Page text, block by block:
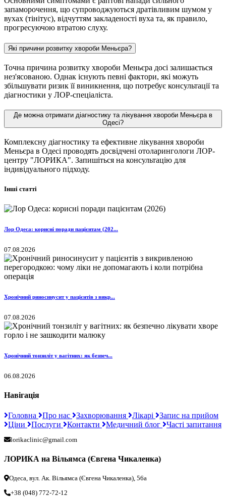
запаморочення, що супроводжуються дратівливим шумом у
вухах (тінітус), відчуттям закладеності вуха та, як правило,
прогресуючою втратою слуху.
Які причини розвитку хвороби Меньєра?
Точна причина розвитку хвороби Меньєра досі залишається
нез'ясованою. Однак існують певні фактори, які можуть
збільшувати ризик її виникнення, що потребує консультації та
діагностики у ЛОР-спеціаліста.
Де можна отримати діагностику та лікування хвороби Меньєра в
Одесі?
Комплексну діагностику та ефективне лікування хвороби
Меньєра в Одесі проводять досвідчені отоларингологи ЛОР-
центру "ЛОРИКА". Запишіться на консультацію для
індивідуального підходу.
Інші статті
Лор Одеса: корисні поради пацієнтам (202...
07.08.2026
Хронічний риносинусит у пацієнтів з викр...
07.08.2026
Хронічний тонзиліт у вагітних: як безпеч...
06.08.2026
Навігація
Головна Про нас Захворювання Лікарі
Запис на прийом
Ціни
Послуги Контакти Медичний блог Часті запитання
lorikaclinic@gmail.com
ЛОРИКА на Вільямса (Євгена Чикаленка)
Одеса, вул. Ак. Вільямса (Євгена Чикаленка), 56а
+38 (048) 772-72-12